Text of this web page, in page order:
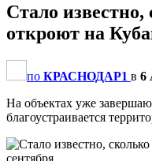
Стало
откроют на
по КРАСНОДАР1 в 6
На объектах уже
благоустраивается